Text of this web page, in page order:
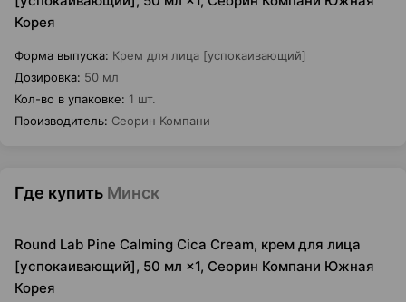
Корея
Форма выпуска: Крем для лица [успокаивающий]
Дозировка: 50 мл
Кол-во в упаковке: 1 шт.
Производитель: Сеорин Компани
Где купить Минск
Round Lab Pine Calming Cica Cream, крем для лица
[успокаивающий], 50 мл ×1, Сеорин Компани Южная
Корея